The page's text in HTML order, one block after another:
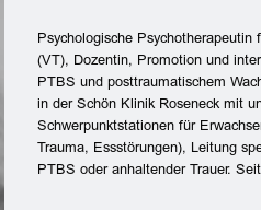
Psychologische
(VT), Dozentin, Promotion und
PTBS und posttraumatischem
in der Schön Klinik Roseneck mit
Schwerpunktstationen für
Trauma, Essstörungen), Leitung
PTBS oder anhaltender Trauer.